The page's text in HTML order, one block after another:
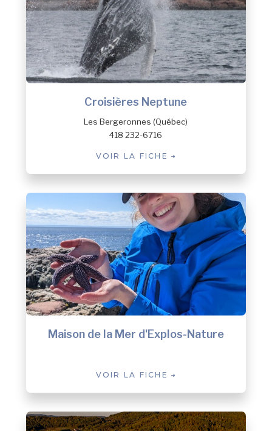
Croisières Neptune
Les Bergeronnes (Québec)
418 232-6716
VOIR LA FICHE
Maison de la Mer d'Explos-Nature
VOIR LA FICHE